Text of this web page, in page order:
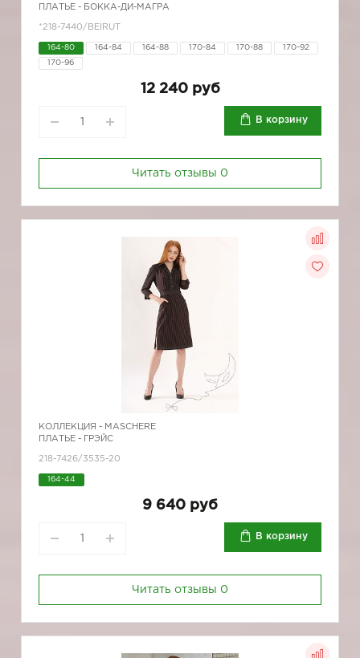
ПЛАТЬЕ - БОККА-ДИ-МАГРА
*218-7440/BEIRUT
164-80 164-84 164-88 170-84 170-88 170-92
170-96
12 240 руб
В корзину
Читать отзывы 0
КОЛЛЕКЦИЯ - MASCHERE
ПЛАТЬЕ - ГРЭЙС
218-7426/3535-20
164-44
9 640 руб
В корзину
Читать отзывы 0